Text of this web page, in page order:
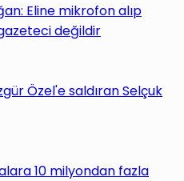
Eline mikrofon alıp
değildir
Özel'e saldıran Selçuk
10 milyondan fazla